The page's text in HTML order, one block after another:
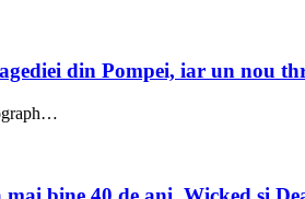
din Pompei, iar un nou